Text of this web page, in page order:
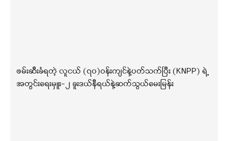
ဖမ်းဆီးခံရတဲ့ လူငယ် (၇၀)ဝန်းကျင်နဲ့ပတ်သက်ပြီး (KNPP) ရဲ့
အတွင်းရေးမှူး-၂ ခူးဒယ်နီရယ်နဲ့ဆက်သွယ်မေးမြန်း